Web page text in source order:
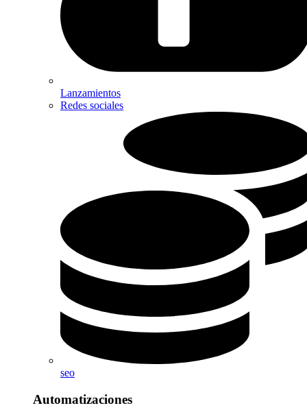
Lanzamientos
Redes sociales
seo
Automatizaciones